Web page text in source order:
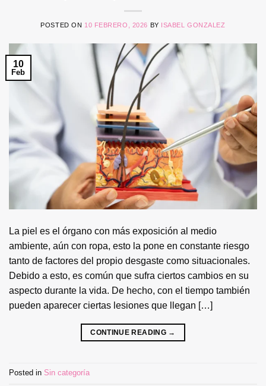
POSTED ON 10 FEBRERO, 2026 BY ISABEL GONZALEZ
10
Feb
La piel es el órgano con más exposición al medio
ambiente, aún con ropa, esto la pone en constante riesgo
tanto de factores del propio desgaste como situacionales.
Debido a esto, es común que sufra ciertos cambios en su
aspecto durante la vida. De hecho, con el tiempo también
pueden aparecer ciertas lesiones que llegan […]
CONTINUE READING →
Posted in Sin categoría